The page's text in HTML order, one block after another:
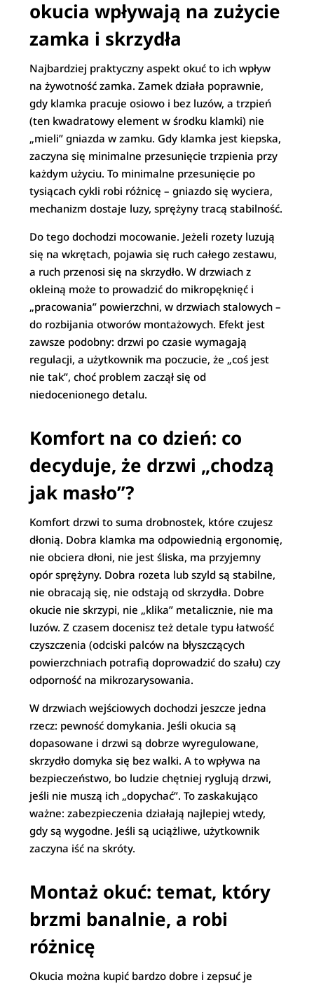
okucia wpływają na zużycie
zamka i skrzydła
Najbardziej praktyczny aspekt okuć to ich wpływ
na żywotność zamka. Zamek działa poprawnie,
gdy klamka pracuje osiowo i bez luzów, a trzpień
(ten kwadratowy element w środku klamki) nie
„mieli” gniazda w zamku. Gdy klamka jest kiepska,
zaczyna się minimalne przesunięcie trzpienia przy
każdym użyciu. To minimalne przesunięcie po
tysiącach cykli robi różnicę – gniazdo się wyciera,
mechanizm dostaje luzy, sprężyny tracą stabilność.
Do tego dochodzi mocowanie. Jeżeli rozety luzują
się na wkrętach, pojawia się ruch całego zestawu,
a ruch przenosi się na skrzydło. W drzwiach z
okleiną może to prowadzić do mikropęknięć i
„pracowania” powierzchni, w drzwiach stalowych –
do rozbijania otworów montażowych. Efekt jest
zawsze podobny: drzwi po czasie wymagają
regulacji, a użytkownik ma poczucie, że „coś jest
nie tak”, choć problem zaczął się od
niedocenionego detalu.
Komfort na co dzień: co
decyduje, że drzwi „chodzą
jak masło”?
Komfort drzwi to suma drobnostek, które czujesz
dłonią. Dobra klamka ma odpowiednią ergonomię,
nie obciera dłoni, nie jest śliska, ma przyjemny
opór sprężyny. Dobra rozeta lub szyld są stabilne,
nie obracają się, nie odstają od skrzydła. Dobre
okucie nie skrzypi, nie „klika” metalicznie, nie ma
luzów. Z czasem docenisz też detale typu łatwość
czyszczenia (odciski palców na błyszczących
powierzchniach potrafią doprowadzić do szału) czy
odporność na mikrozarysowania.
W drzwiach wejściowych dochodzi jeszcze jedna
rzecz: pewność domykania. Jeśli okucia są
dopasowane i drzwi są dobrze wyregulowane,
skrzydło domyka się bez walki. A to wpływa na
bezpieczeństwo, bo ludzie chętniej ryglują drzwi,
jeśli nie muszą ich „dopychać”. To zaskakująco
ważne: zabezpieczenia działają najlepiej wtedy,
gdy są wygodne. Jeśli są uciążliwe, użytkownik
zaczyna iść na skróty.
Montaż okuć: temat, który
brzmi banalnie, a robi
różnicę
Okucia można kupić bardzo dobre i zepsuć je